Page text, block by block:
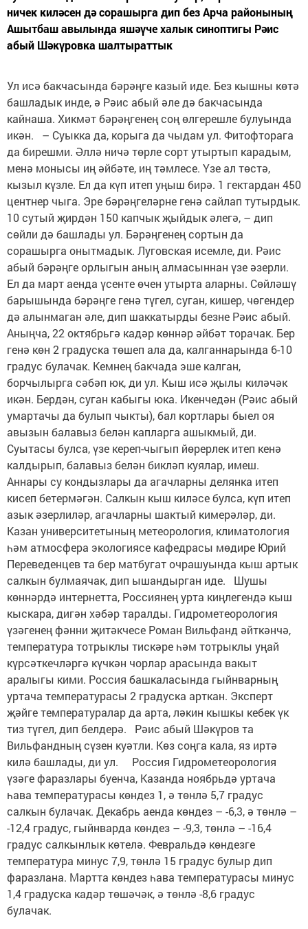
ничек киләсен дә сорашырга дип без Арча районының
Ашытбаш авылында яшәүче халык синоптигы Рәис
абый Шәкүровка шалтыраттык
Ул исә бакчасында бәрәңге казый иде. Без кышны көтә
башладык инде, ә Рәис абый әле дә бакчасында
кайнаша. Хикмәт бәрәңгенең соң өлгерешле булуында
икән. – Суыкка да, корыга да чыдам ул. Фитофторага
да бирешми. Әллә ничә төрле сорт утыртып карадым,
менә монысы иң әйбәте, иң тәмлесе. Үзе ал төстә,
кызыл күзле. Ел да күп итеп уңыш бирә. 1 гектардан 450
центнер чыга. Эре бәрәңгеләрне генә сайлап тутырдык.
10 сутый җирдән 150 капчык җыйдык әлегә, – дип
сөйли дә башлады ул. Бәрәңгенең сортын да
сорашырга онытмадык. Луговская исемле, ди. Рәис
абый бәрәңге орлыгын аның алмасыннан үзе әзерли.
Ел да март аенда үсенте өчен утырта аларны. Сөйләшү
барышында бәрәңге генә түгел, суган, кишер, чөгендер
дә алынмаган әле, дип шаккатырды безне Рәис абый.
Аныңча, 22 октябрьгә кадәр көннәр әйбәт торачак. Бер
генә көн 2 градуска төшеп ала да, калганнарында 6-10
градус булачак. Кемнең бакчада эше калган,
борчылырга сәбәп юк, ди ул. Кыш исә җылы киләчәк
икән. Бердән, суган кабыгы юка. Икенчедән (Рәис абый
умартачы да булып чыкты), бал кортлары быел оя
авызын балавыз белән капларга ашыкмый, ди.
Суытасы булса, үзе кереп-чыгып йөрерлек итеп кенә
калдырып, балавыз белән бикләп куялар, имеш.
Аннары су кондызлары да агачларны делянка итеп
кисеп бетермәгән. Салкын кыш киләсе булса, күп итеп
азык әзерлиләр, агачларны шактый кимерәләр, ди.
Казан университетының метеорология, климатология
һәм атмосфера экологиясе кафедрасы мөдире Юрий
Переведенцев та бер матбугат очрашуында кыш артык
салкын булмаячак, дип ышандырган иде. Шушы
көннәрдә интернетта, Россиянең урта киңлегендә кыш
кыскара, дигән хәбәр таралды. Гидрометеорология
үзәгенең фәнни җитәкчесе Роман Вильфанд әйткәнчә,
температура тотрыклы тискәре һәм тотрыклы уңай
күрсәткечләргә күчкән чорлар арасында вакыт
аралыгы кими. Россия башкаласында гыйнварның
уртача температурасы 2 градуска арткан. Эксперт
җәйге температуралар да арта, ләкин кышкы кебек үк
тиз түгел, дип белдерә. Рәис абый Шәкүров та
Вильфандның сүзен куәтли. Көз соңга кала, яз иртә
килә башлады, ди ул. Россия Гидрометеорология
үзәге фаразлары буенча, Казанда ноябрьдә уртача
һава температурасы көндез 1, ә төнлә 5,7 градус
салкын булачак. Декабрь аенда көндез – -6,3, ә төнлә –
-12,4 градус, гыйнварда көндез – -9,3, төнлә – -16,4
градус салкынлык көтелә. Февральдә көндезге
температура минус 7,9, төнлә 15 градус булыр дип
фаразлана. Мартта көндез һава температурасы минус
1,4 градуска кадәр төшәчәк, ә төнлә -8,6 градус
булачак.